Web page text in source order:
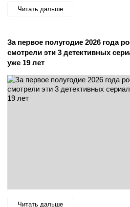
Читать дальше
За первое полугодие 2026 года
смотрели эти 3 детективных
уже 19 лет
Читать дальше